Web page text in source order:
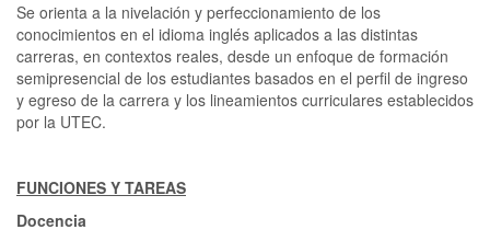
Se orienta a la nivelación y perfeccionamiento de los
conocimientos en el idioma inglés aplicados a las distintas
carreras, en contextos reales, desde un enfoque de formación
semipresencial de los estudiantes basados en el perfil de ingreso
y egreso de la carrera y los lineamientos curriculares establecidos
por la UTEC.
FUNCIONES Y TAREAS
Docencia